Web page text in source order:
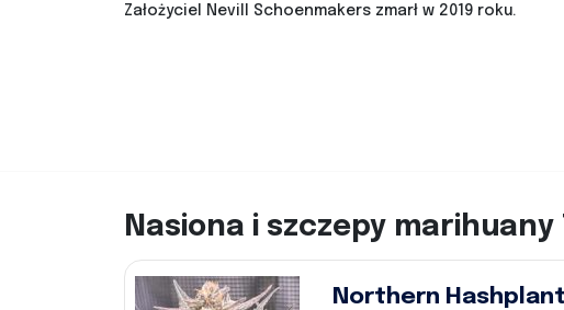
Założyciel Nevill Schoenmakers zmarł w 2019 roku.
Nasiona i szczepy marihuany
Northern Hashplant